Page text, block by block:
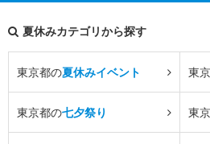
夏休みカテゴリから探す
東京都の夏休みイベント 東
東京都の七夕祭り 東